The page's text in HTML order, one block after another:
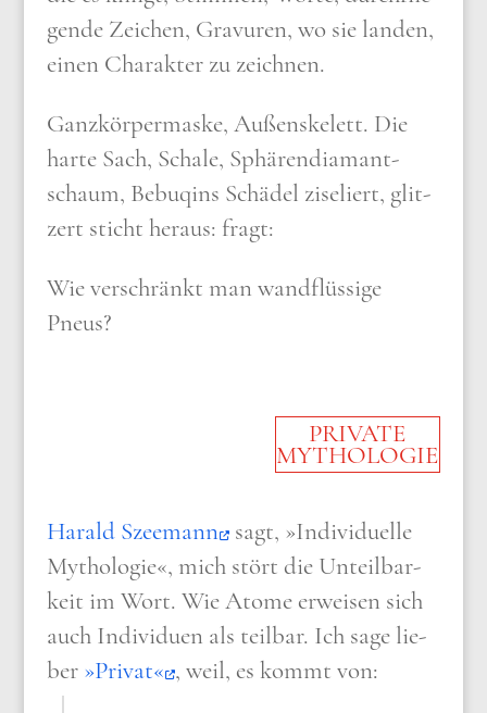
gen­de Zei­chen, Gra­vu­ren, wo sie lan­den,
einen Cha­rak­ter zu zeich­nen.
Ganz­kör­per­mas­ke, Außen­ske­lett. Die
har­te Sach, Scha­le, Sphä­ren­dia­mant­
schaum, Bebu­qins Schä­del zise­liert, glit­
zert sticht her­aus: fragt:
Wie ver­schränkt man wand­flüs­si­ge
Pneus?
PRIVATE
MYTHOLOGIE
Harald Sze­e­mann sagt, »Indi­vi­du­el­le
Mytho­lo­gie«, mich stört die Unteil­bar­
keit im Wort. Wie Ato­me erwei­sen sich
auch Indi­vi­du­en als teil­bar. Ich sage lie­
ber »Pri­vat« , weil, es kommt von: